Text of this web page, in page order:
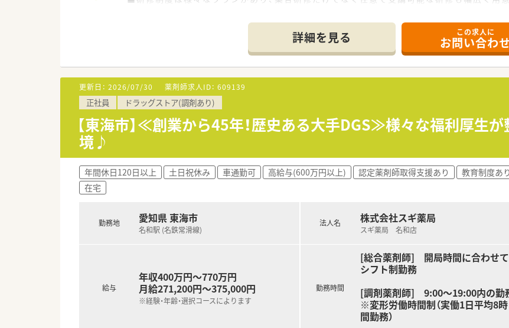
■総合薬剤師・調剤薬剤師（土日休み・19時までの勤務）どちらかの働き方を選択できます
■調剤併設型だけでなく「医療モール・クリニック併設店舗」「敷地内薬局」「訪問調剤特化
■在宅医療にも積極的取り組んでおり「訪問調剤特化型店舗」を50店舗以上、無菌調剤室
■「プラチナくるみん認定企業」「健康経営優良法人2023（大規模法人部門）認定」等を取
います
■充実した研修制度、人事制度、評価制度、キャリア支援制度等があるのも特徴です
詳細を見る この求人に
お問い合わせ
更新日： 2026/07/30 薬剤師求人ID： 609139
正社員 ドラッグストア(調剤あり)
【東海市】≪創業から45年！歴史ある大手DGS≫様々な福利厚生
境♪
年間休日120日以上 土日祝休み 車通勤可 高給与(600万円以上) 認定薬剤師取得支援あり 教育制度あり
在宅
勤務地 愛知県 東海市
名和駅 (名鉄常滑線)
給与
年収400万円～770万円
月給271,200円～375,000円
※経験・年齢・選択コースによります
法人名 株式会社スギ薬局
スギ薬局 名和店
勤務時間
[総合薬剤師] 開局時間に合わせて
シフト制勤務
[調剤薬剤師] 9:00～19:00内の勤
※変形労働時間制（実働1日平均8時
間勤務）